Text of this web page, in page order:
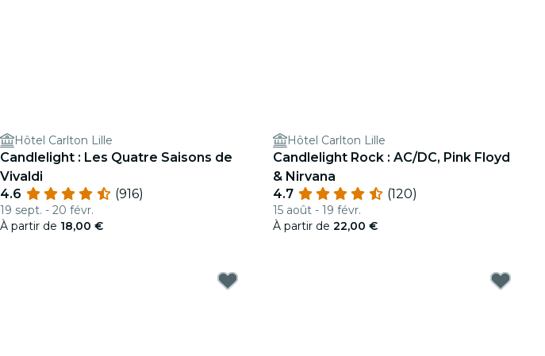
Hôtel Carlton Lille
Candlelight : Les Quatre Saisons de
Vivaldi
4.6
(916)
19 sept. - 20 févr.
À partir de 18,00 €
Hôtel Carlton Lille
Candlelight Rock : AC/DC, Pink Floyd
& Nirvana
4.7
(120)
15 août - 19 févr.
À partir de 22,00 €